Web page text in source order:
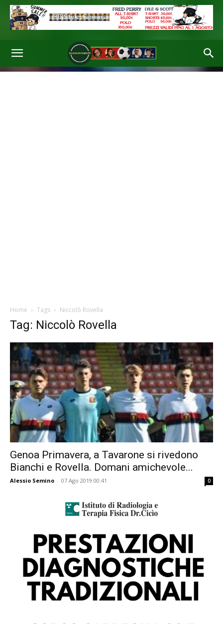
Home Tags Niccolò Rovella
Tag: Niccolò Rovella
Genoa Primavera, a Tavarone si rivedono
Bianchi e Rovella. Domani amichevole...
Alessio Semino - 07 Ago 2019 00:41 0